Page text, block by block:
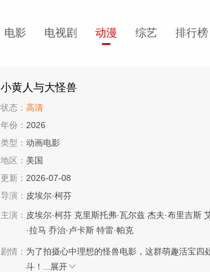
电影 电视剧 动漫 综艺 排行榜
小黄人与大怪兽
状态： 高清
年份： 2026
类型： 动画电影
地区： 美国
更新： 2026-07-08
导演： 皮埃尔·柯芬
主演： 皮埃尔·柯芬 克里斯托弗·瓦尔兹 杰夫·布里吉斯
·拉马 乔治·卢卡斯 特雷·帕克
剧情： 为了拍摄心中理想的怪兽电影，这群萌趣活宝
斗！...
展开